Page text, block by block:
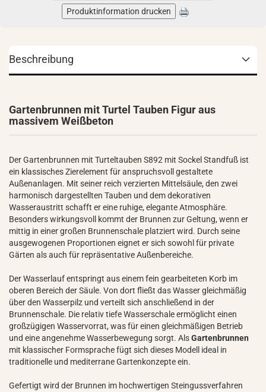
Produktinformation drucken
Beschreibung
Gartenbrunnen mit Turtel Tauben Figur aus
massivem Weißbeton
Der Gartenbrunnen mit Turteltauben S892 mit Sockel Standfuß ist
ein klassisches Zierelement für anspruchsvoll gestaltete
Außenanlagen. Mit seiner reich verzierten Mittelsäule, den zwei
harmonisch dargestellten Tauben und dem dekorativen
Wasseraustritt schafft er eine ruhige, elegante Atmosphäre.
Besonders wirkungsvoll kommt der Brunnen zur Geltung, wenn er
mittig in einer großen Brunnenschale platziert wird. Durch seine
ausgewogenen Proportionen eignet er sich sowohl für private
Gärten als auch für repräsentative Außenbereiche.
Der Wasserlauf entspringt aus einem fein gearbeiteten Korb im
oberen Bereich der Säule. Von dort fließt das Wasser gleichmäßig
über den Wasserpilz und verteilt sich anschließend in der
Brunnenschale. Die relativ tiefe Wasserschale ermöglicht einen
großzügigen Wasservorrat, was für einen gleichmäßigen Betrieb
und eine angenehme Wasserbewegung sorgt. AlsGartenbrunnen
mit klassischer Formsprache fügt sich dieses Modell ideal in
traditionelle und mediterrane Gartenkonzepte ein.
Gefertigt wird der Brunnen im hochwertigen Steingussverfahren